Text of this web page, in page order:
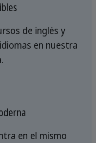
de inglés y
en nuestra
en el mismo